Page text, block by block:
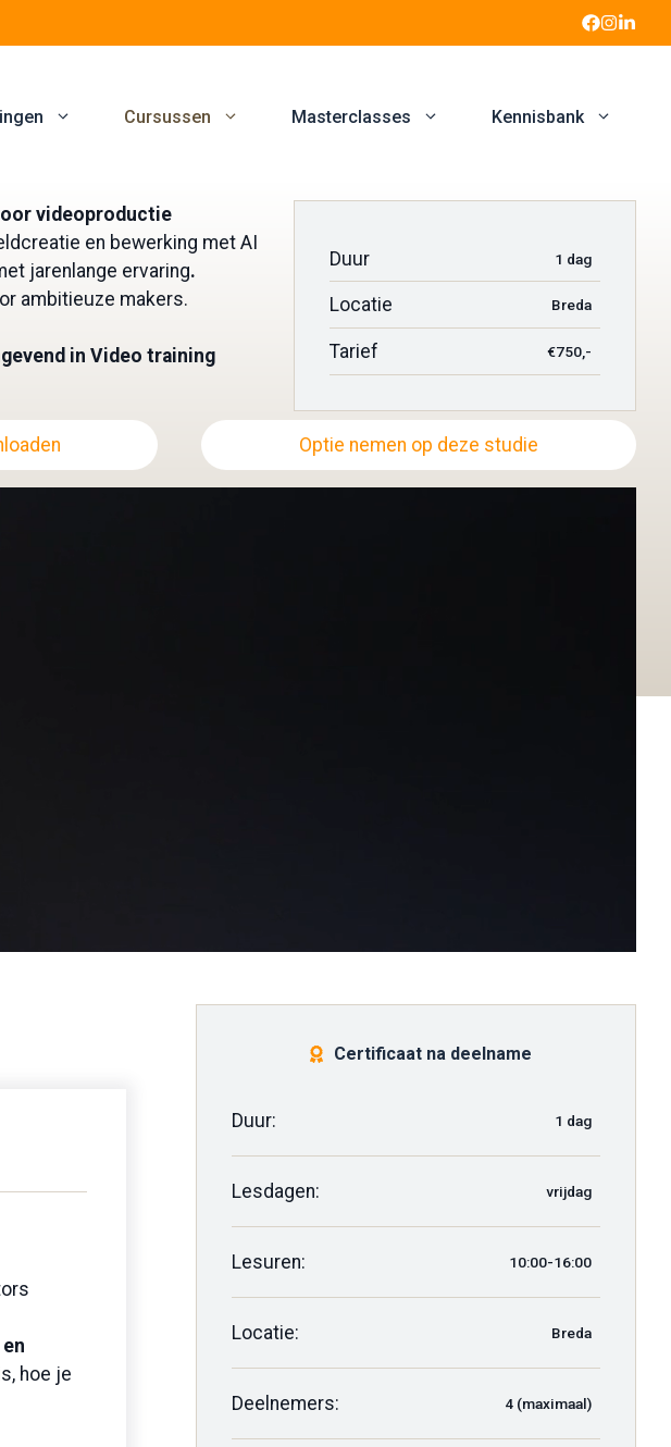
Cursussen Masterclasses Kennisbank
videoproductie
en bewerking met AI
jarenlange ervaring.
ambitieuze makers.
in Video training
Duur 1 dag
Locatie Breda
Tarief €750,-
Optie nemen op deze studie
hoe je
Certificaat na deelname
Duur: 1 dag
Lesdagen: vrijdag
Lesuren: 10:00-16:00
Locatie: Breda
Deelnemers: 4 (maximaal)